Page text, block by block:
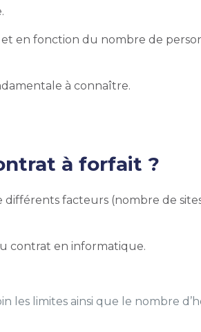
en fonction du nombre de
à connaître.
à forfait ?
facteurs (nombre de
contrat en informatique.
limites ainsi que le nombre